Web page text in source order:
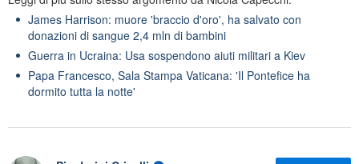
James Harrison: muore 'braccio d'oro', ha salvato con
donazioni di sangue 2,4 mln di bambini
Guerra in Ucraina: Usa sospendono aiuti militari a Kiev
Papa Francesco, Sala Stampa Vaticana: 'Il Pontefice ha
dormito tutta la notte'